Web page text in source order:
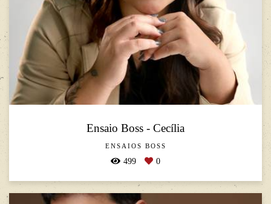
Ensaio Boss - Cecília
ENSAIOS BOSS
499 0